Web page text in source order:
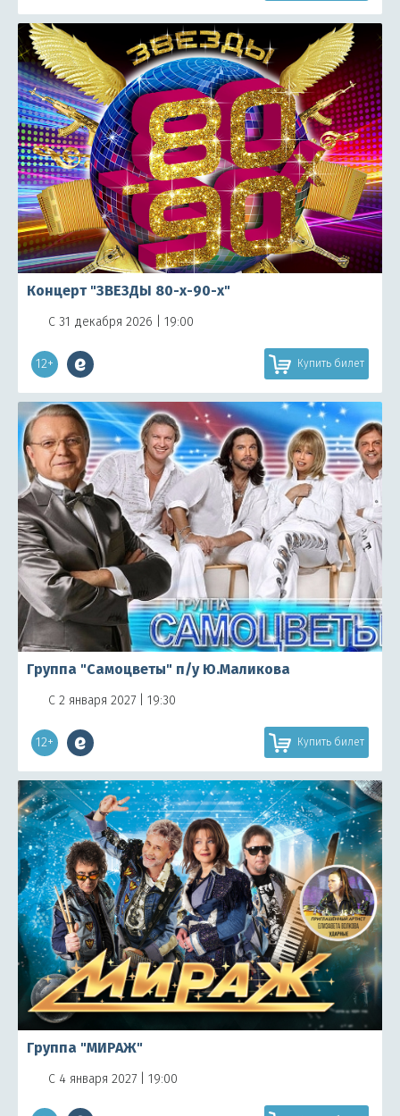
Концерт "ЗВЕЗДЫ 80-х-90-х"
С 31 декабря 2026 | 19:00
12+ Купить билет
Группа "Самоцветы" п/у Ю.Маликова
С 2 января 2027 | 19:30
12+ Купить билет
Группа "МИРАЖ"
С 4 января 2027 | 19:00